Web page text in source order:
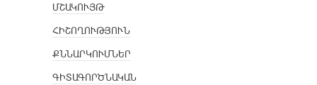
ՄՇԱԿՈՒՅԹ
ՀԻՇՈՂՈՒԹՅՈՒՆ
ՔՆՆԱՐԿՈՒՄՆԵՐ
ԳԻՏԱԳՈՐԾՆԱԿԱՆ